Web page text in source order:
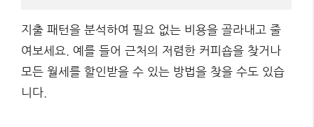
지출 패턴을 분석하여 필요 없는 비용을 골라내고 줄
여보세요. 예를 들어 근처의 저렴한 커피숍을 찾거나
모든 월세를 할인받을 수 있는 방법을 찾을 수도 있습
니다.